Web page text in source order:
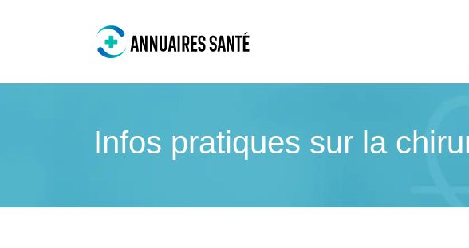
Infos pratiques sur la